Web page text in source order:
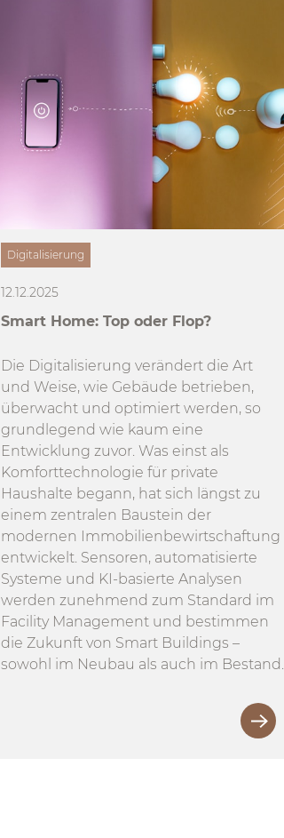
Digitalisierung
12.12.2025
Smart Home: Top oder Flop?
Die Digitalisierung verändert die Art
und Weise, wie Gebäude betrieben,
überwacht und optimiert werden, so
grundlegend wie kaum eine
Entwicklung zuvor. Was einst als
Komforttechnologie für private
Haushalte begann, hat sich längst zu
einem zentralen Baustein der
modernen Immobilienbewirtschaftung
entwickelt. Sensoren, automatisierte
Systeme und KI-basierte Analysen
werden zunehmend zum Standard im
Facility Management und bestimmen
die Zukunft von Smart Buildings –
sowohl im Neubau als auch im Bestand.